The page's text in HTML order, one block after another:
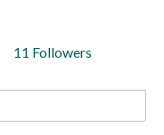
11 Followers